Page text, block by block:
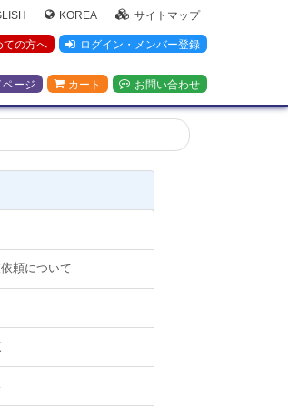
KOREA サイトマップ
ての方へ ログイン・メンバー登録
ページ カート お問い合わせ
頼について